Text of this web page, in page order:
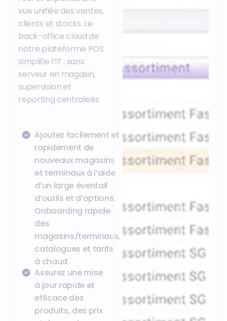
vue unifiée des ventes,
clients et stocks. Le
back-office cloud de
notre plateforme POS
simplifie l’IT : sans
serveur en magasin,
supervision et
reporting centralisés.
Ajoutez facilement et
rapidement de
nouveaux magasins
et terminaux à l’aide
d’un large éventail
d’outils et d’options.
Onboarding rapide
des
magasins/terminaux,
catalogues et tarifs
à chaud.
Assurez une mise
à jour rapide et
efficace des
produits, des prix